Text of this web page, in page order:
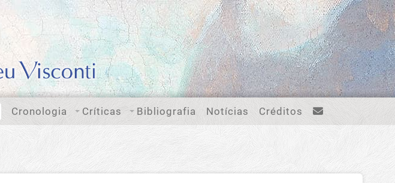
Cronologia Críticas Bibliografia Notícias Créditos